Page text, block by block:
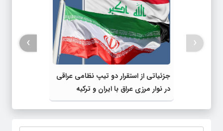
جزئیاتی از استقرار دو تیپ نظامی عراقی
در نوار مرزی عراق با ایران و ترکیه
‹
›